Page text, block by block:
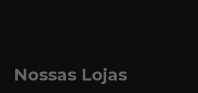
Nossas Lojas